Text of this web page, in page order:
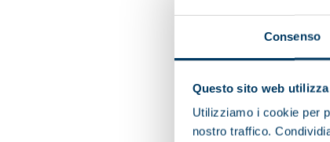
Consenso
Questo sito web
Utilizziamo i cookie per
nostro traffico.